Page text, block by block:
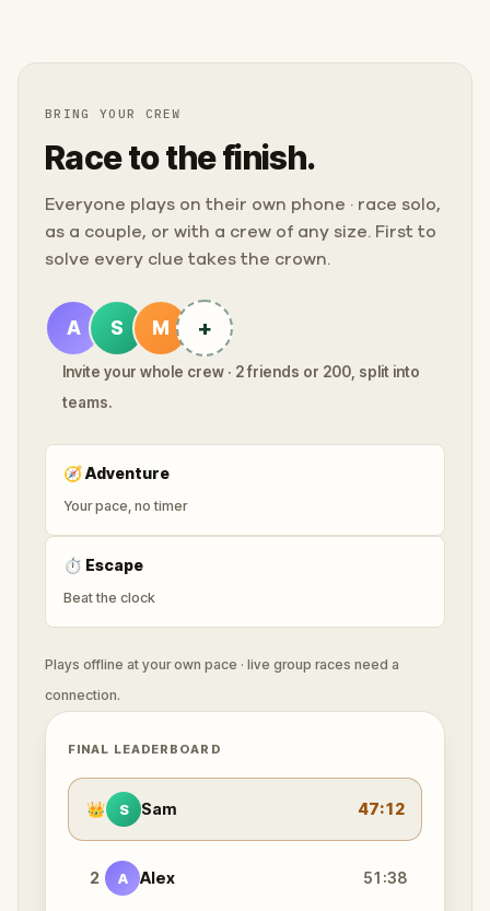
BRING YOUR CREW
Race to the finish.
Everyone plays on their own phone · race solo,
as a couple, or with a crew of any size. First to
solve every clue takes the crown.
A S M +
Invite your whole crew · 2 friends or 200, split into
teams.
🧭Adventure
Your pace, no timer
⏱ Escape
Beat the clock
Plays offline at your own pace · live group races need a
connection.
FINAL LEADERBOARD
👑 S Sam 47:12
2 A Alex 51:38